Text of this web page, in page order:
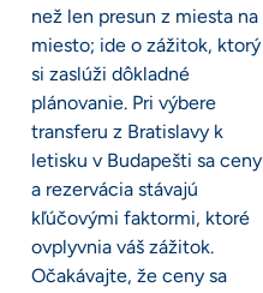
než len presun z miesta na
miesto; ide o zážitok, ktorý
si zaslúži dôkladné
plánovanie. Pri výbere
transferu z Bratislavy k
letisku v Budapešti sa ceny
a rezervácia stávajú
kľúčovými faktormi, ktoré
ovplyvnia váš zážitok.
Očakávajte, že ceny sa